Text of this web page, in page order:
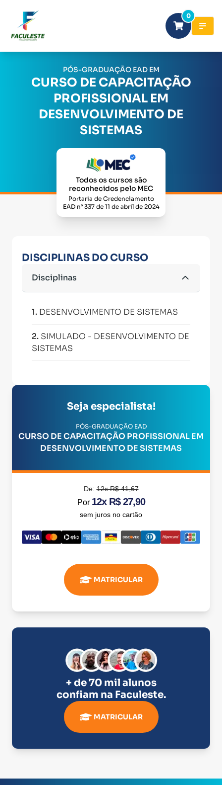
0
PÓS-GRADUAÇÃO EAD EM
CURSO DE CAPACITAÇÃO
PROFISSIONAL EM
DESENVOLVIMENTO DE
SISTEMAS
Todos os cursos são
reconhecidos pelo MEC
Portaria de Credenciamento
EAD n° 337 de 11 de abril de 2024
DISCIPLINAS DO CURSO
Disciplinas
1. DESENVOLVIMENTO DE SISTEMAS
2. SIMULADO - DESENVOLVIMENTO DE
SISTEMAS
Seja especialista!
PÓS-GRADUAÇÃO EAD
CURSO DE CAPACITAÇÃO PROFISSIONAL EM
DESENVOLVIMENTO DE SISTEMAS
De:12x R$ 41,67
Por 12x R$ 27,90
sem juros no cartão
MATRICULAR
+ de 70 mil alunos
confiam na Faculeste.
MATRICULAR